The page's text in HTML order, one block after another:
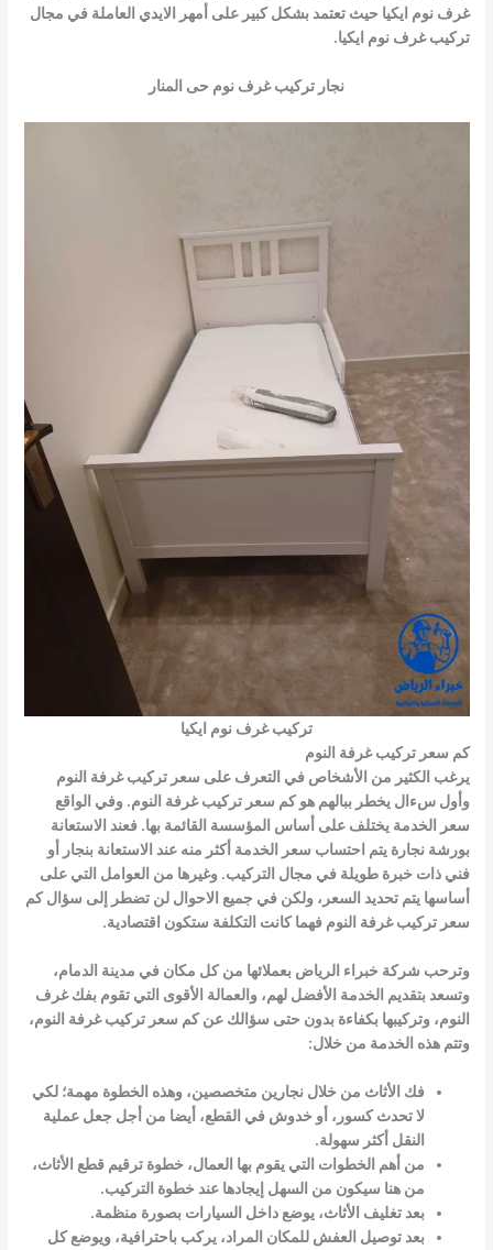
غرف نوم ايكيا حيث تعتمد بشكل كبير على أمهر الايدي العاملة في مجال
تركيب غرف نوم ايكيا.
نجار تركيب غرف نوم حى المنار
تركيب غرف نوم ايكيا
كم سعر تركيب غرفة النوم
يرغب الكثير من الأشخاص في التعرف على سعر تركيب غرفة النوم
وأول سءال يخطر ببالهم هوكم سعر تركيب غرفة النوم. وفي الواقع
سعر الخدمة يختلف على أساس المؤسسة القائمة بها. فعند الاستعانة
بورشة نجارة يتم احتساب سعر الخدمة أكثر منه عند الاستعانة بنجار أو
فني ذات خبرة طويلة في مجال التركيب. وغيرها من العوامل التي على
أساسها يتم تحديد السعر، ولكن في جميع الاحوال لن تضطر إلى سؤالكم
سعر تركيب غرفة النوم فهما كانت التكلفة ستكون اقتصادية.
وترحب شركة خبراء الرياض بعملائها من كل مكان في مدينة الدمام،
وتسعد بتقديم الخدمة الأفضل لهم، والعمالة الأقوى التي تقوم بفك غرف
النوم، وتركيبها بكفاءة بدون حتى سؤالك عنكم سعر تركيب غرفة النوم،
وتتم هذه الخدمة من خلال:
فك الأثاث من خلال نجارين متخصصين، وهذه الخطوة مهمة؛ لكي
لا تحدث كسور، أو خدوش في القطع، أيضا من أجل جعل عملية
النقل أكثر سهولة.
من أهم الخطوات التي يقوم بها العمال، خطوة ترقيم قطع الأثاث،
من هنا سيكون من السهل إيجادها عند خطوة التركيب.
بعد تغليف الأثاث، يوضع داخل السيارات بصورة منظمة.
بعد توصيل العفش للمكان المراد، يركب باحترافية، ويوضع كل